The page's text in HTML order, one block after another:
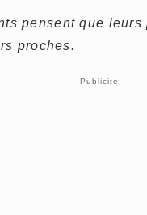
pensent que
proches.
Publicité: